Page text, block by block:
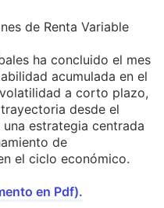
de Renta Variable
ha concluido el mes
acumulada en el
a corto plazo,
desde el
estrategia centrada
de
el ciclo económico.
en Pdf).